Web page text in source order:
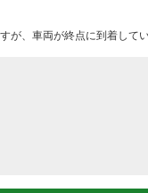
、車両が終点に到着して